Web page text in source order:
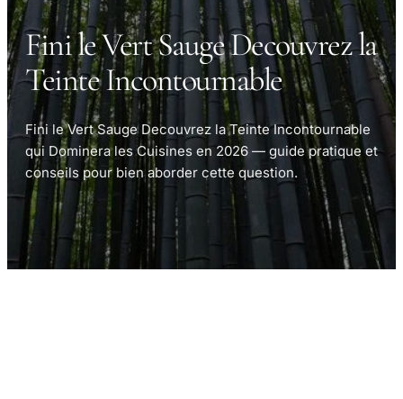
Fini le Vert Sauge Decouvrez la
Teinte Incontournable
Fini le Vert Sauge Decouvrez la Teinte Incontournable
qui Dominera les Cuisines en 2026 — guide pratique et
conseils pour bien aborder cette question.